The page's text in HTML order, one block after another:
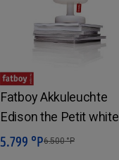
Fatboy Akkuleuchte
Edison the Petit white
In den Warenkorb
5.799 °P6.500°P